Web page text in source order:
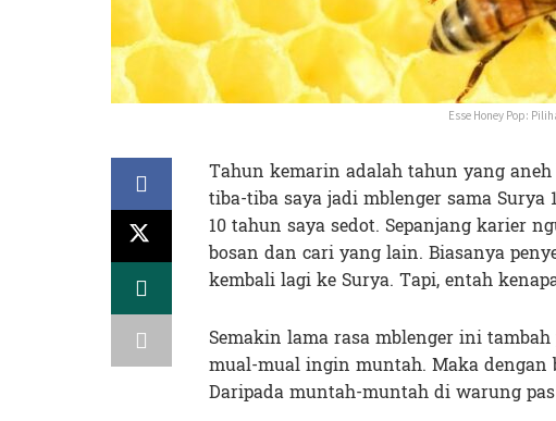
Esse Honey Pop:
Tahun kemarin adalah tahun yang
tiba-tiba saya jadi mblenger sama
10 tahun saya sedot. Sepanjang karier
bosan dan cari yang lain. Biasanya
kembali lagi ke Surya. Tapi, entah
Semakin lama rasa mblenger ini
mual-mual ingin muntah. Maka
Daripada muntah-muntah di warung